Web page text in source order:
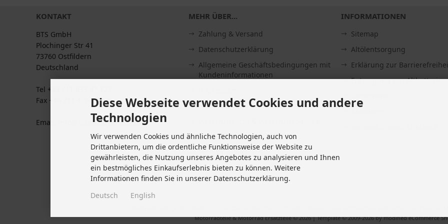
KONTAKT
BTS GmbH
Plochinger Str 41
73760 Ostfildern
Deutschland
Tel +49 711 633 47 127
Fax +49 711 470 76 588
Email: info@biketeile-service.de
MEHR ÜBER...
Zahlung & Versand
Datenschutzerklärung
Allgemeine Geschäftsbedingungen mit
Kundeninformationen
Kontakt
Lieferzeit
Vertrag widerrufen
Cookie Einstellungen
INFORMATIONEN
Sitemap
Altölentsorgung
Erklärung zur
Entsorgung von Altbatterien
Motorradteile & Motorrad Ersatzteile © 2026 | Template © 2009-2026 by modified eCommerce
Diese Webseite verwendet Cookies und andere
Technologien
Wir verwenden Cookies und ähnliche Technologien, auch von
Drittanbietern, um die ordentliche Funktionsweise der Website zu
gewährleisten, die Nutzung unseres Angebotes zu analysieren und Ihnen
ein bestmögliches Einkaufserlebnis bieten zu können. Weitere
Informationen finden Sie in unserer Datenschutzerklärung.
Deutsch English